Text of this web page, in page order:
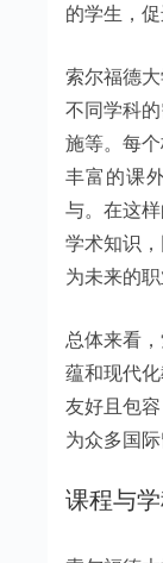
的学生，
索尔福德
不同学科
施等。每
丰富的课
与。在这
学术知识
为未来的
总体来看
蕴和现代
友好且包
为众多国际
课程与